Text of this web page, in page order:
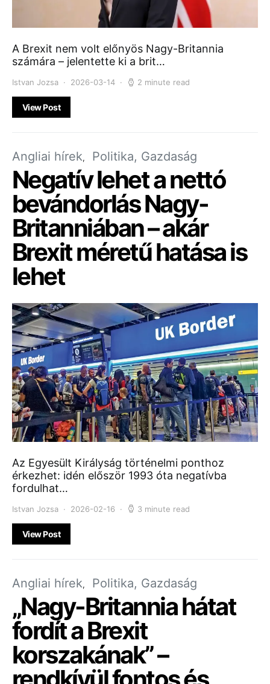
A Brexit nem volt előnyös Nagy-Britannia
számára – jelentette ki a brit…
Istvan Jozsa 2026-03-14 2 minute read
View Post
Angliai hírek Politika, Gazdaság
Negatív lehet a nettó
bevándorlás Nagy-
Britanniában – akár
Brexit méretű hatása is
lehet
Az Egyesült Királyság történelmi ponthoz
érkezhet: idén először 1993 óta negatívba
fordulhat…
Istvan Jozsa 2026-02-16 3 minute read
View Post
Angliai hírek Politika, Gazdaság
„Nagy-Britannia hátat
fordít a Brexit
korszakának” –